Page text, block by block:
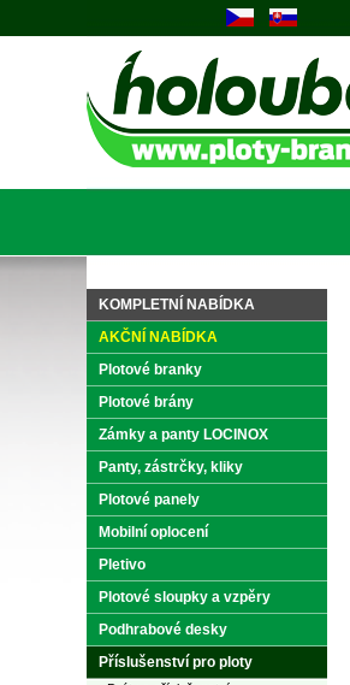
KOMPLETNÍ NABÍDKA
AKČNÍ NABÍDKA
Plotové branky
Plotové brány
Zámky a panty LOCINOX
Panty, zástrčky, kliky
Plotové panely
Mobilní oplocení
Pletivo
Plotové sloupky a vzpěry
Podhrabové desky
Příslušenství pro ploty